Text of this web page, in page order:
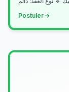
Postuler